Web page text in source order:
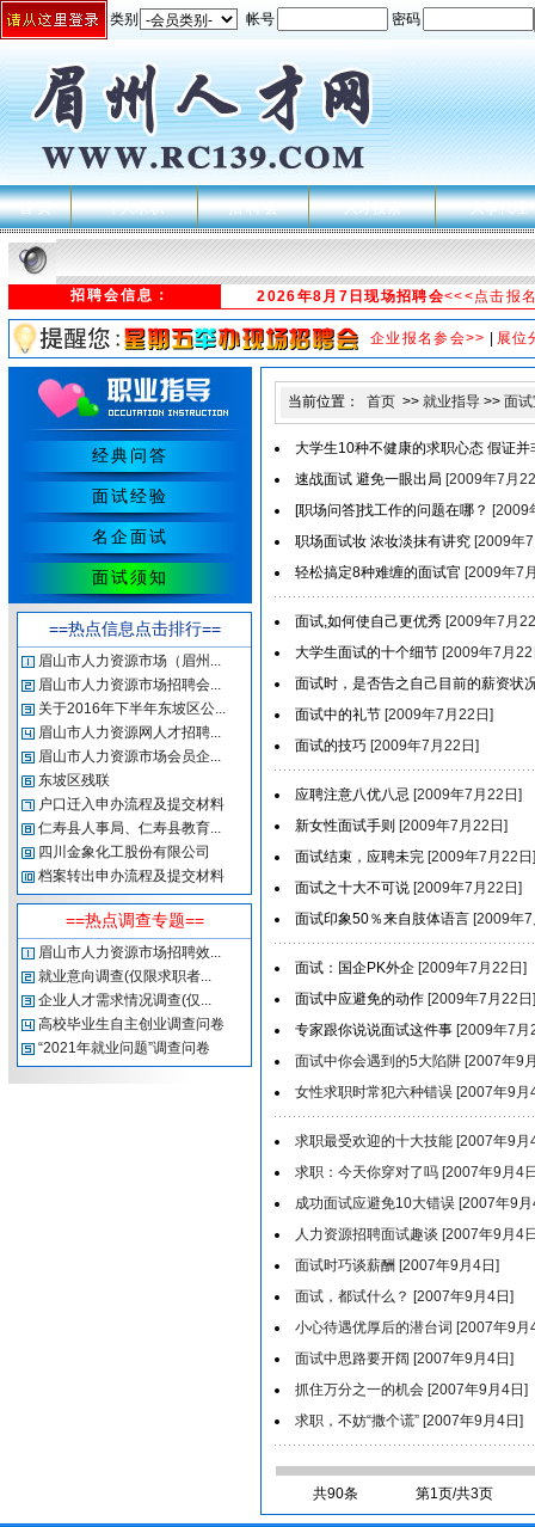
类别 帐号 密码
首 页 个人求职 招 聘 会 人才搜索 人事代理
招聘会信息： 2026年8月7日现场招聘会<<<点击报
企业报名参会>> 展位
经典问答
面试经验
名企面试
面试须知
==热点信息点击排行==
眉山市人力资源市场（眉州...
眉山市人力资源市场招聘会...
关于2016年下半年东坡区公...
眉山市人力资源网人才招聘...
眉山市人力资源市场会员企...
东坡区残联
户口迁入申办流程及提交材料
仁寿县人事局、仁寿县教育...
四川金象化工股份有限公司
档案转出申办流程及提交材料
==热点调查专题==
眉山市人力资源市场招聘效...
就业意向调查(仅限求职者...
企业人才需求情况调查(仅...
高校毕业生自主创业调查问卷
“2021年就业问题”调查问卷
当前位置： 首页 >> 就业指导 >> 面
大学生10种不健康的求职心态 假证并
速战面试 避免一眼出局 [2009年7月
[职场问答]找工作的问题在哪？ [2009
职场面试妆 浓妆淡抹有讲究 [2009年
轻松搞定8种难缠的面试官 [2009年7
面试,如何使自己更优秀 [2009年7月
大学生面试的十个细节 [2009年7月22
面试时，是否告之自己目前的薪资状
面试中的礼节 [2009年7月22日]
面试的技巧 [2009年7月22日]
应聘注意八优八忌 [2009年7月22日]
新女性面试手则 [2009年7月22日]
面试结束，应聘未完 [2009年7月22日]
面试之十大不可说 [2009年7月22日]
面试印象50％来自肢体语言 [2009年
面试：国企PK外企 [2009年7月22日]
面试中应避免的动作 [2009年7月22日]
专家跟你说说面试这件事 [2009年7月
面试中你会遇到的5大陷阱 [2007年9
女性求职时常犯六种错误 [2007年9月
求职最受欢迎的十大技能 [2007年9月
求职：今天你穿对了吗 [2007年9月4
成功面试应避免10大错误 [2007年9
人力资源招聘面试趣谈 [2007年9月4
面试时巧谈薪酬 [2007年9月4日]
面试，都试什么？ [2007年9月4日]
小心待遇优厚后的潜台词 [2007年9月
面试中思路要开阔 [2007年9月4日]
抓住万分之一的机会 [2007年9月4日]
求职，不妨“撒个谎” [2007年9月4日]
共90条 第1页/共3页